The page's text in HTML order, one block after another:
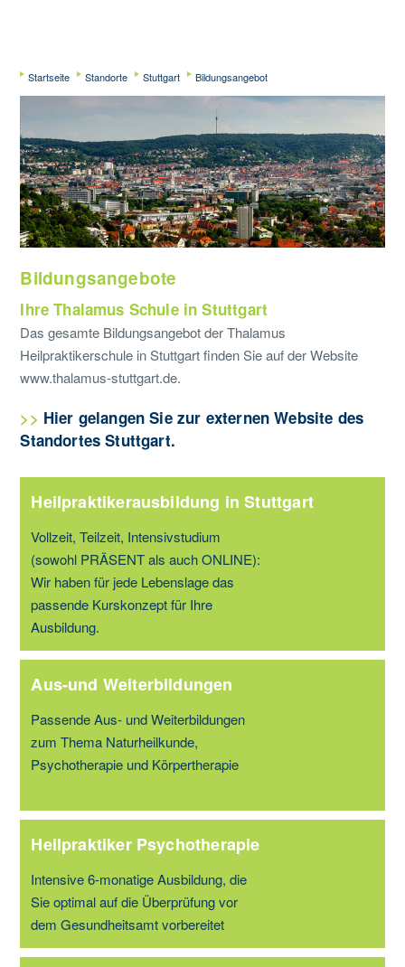
Startseite Standorte Stuttgart Bildungsangebot
Bildungsangebote
Ihre Thalamus Schule in Stuttgart
Das gesamte Bildungsangebot der Thalamus
Heilpraktikerschule in Stuttgart finden Sie auf der Website
www.thalamus-stuttgart.de.
>> Hier gelangen Sie zur externen Website des
Standortes Stuttgart.
Heilpraktikerausbildung in Stuttgart
Vollzeit, Teilzeit, Intensivstudium
(sowohl PRÄSENT als auch ONLINE):
Wir haben für jede Lebenslage das
passende Kurskonzept für Ihre
Ausbildung.
Aus-und Weiterbildungen
Passende Aus- und Weiterbildungen
zum Thema Naturheilkunde,
Psychotherapie und Körpertherapie
Heilpraktiker Psychotherapie
Intensive 6-monatige Ausbildung, die
Sie optimal auf die Überprüfung vor
dem Gesundheitsamt vorbereitet